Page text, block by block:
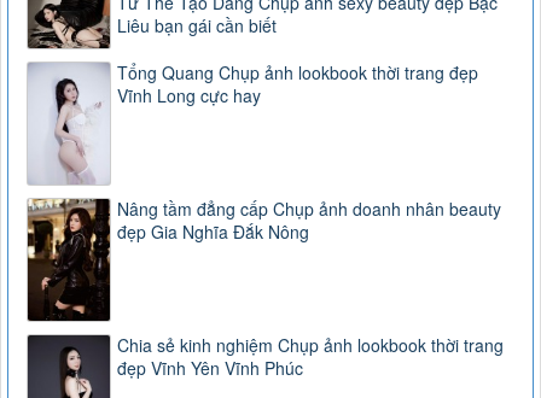
Liêu bạn gái cần biết
Tổng Quang Chụp ảnh lookbook thời trang đẹp
Vĩnh Long cực hay
Nâng tầm đẳng cấp Chụp ảnh doanh nhân beauty
đẹp Gia Nghĩa Đắk Nông
Chia sẻ kinh nghiệm Chụp ảnh lookbook thời trang
đẹp Vĩnh Yên Vĩnh Phúc